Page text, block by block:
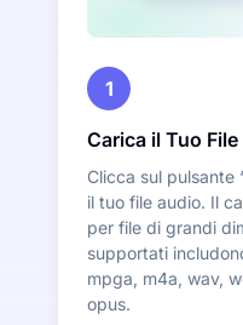
1
Carica il Tuo
Clicca sul pulsante
il tuo file audio. Il
per file di grandi
supportati
mpga, m4a, wav,
opus.